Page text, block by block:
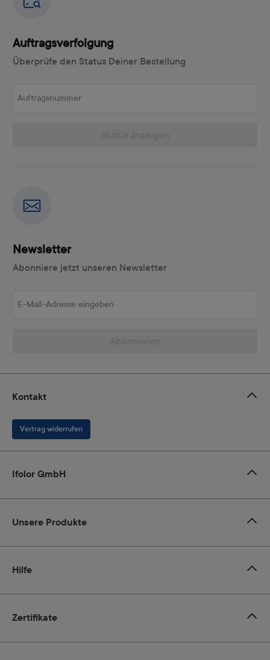
Auftragsverfolgung
Überprüfe den Status Deiner Bestellung
Newsletter
Abonniere jetzt unseren Newsletter
Zertifikate
Kontakt
Vertrag widerrufen
Ifolor GmbH
Unsere Produkte
Hilfe